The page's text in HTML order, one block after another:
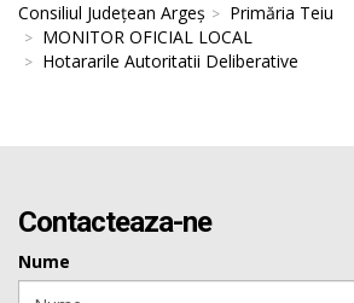
Consiliul Județean Argeș
Primăria Teiu
MONITOR OFICIAL LOCAL
Hotararile Autoritatii Deliberative
Contacteaza-ne
Nume